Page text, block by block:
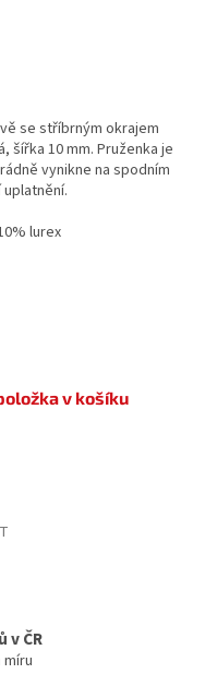
se stříbrným okrajem
šířka 10 mm. Pruženka je
vynikne na spodním
lurex
v košíku
v ČR